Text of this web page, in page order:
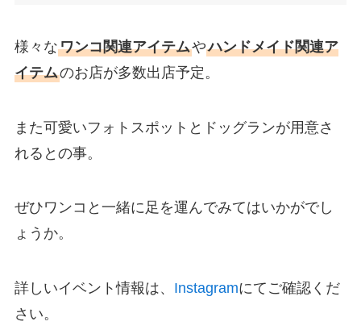
様々なワンコ関連アイテムやハンドメイド関連ア
イテムのお店が多数出店予定。
また可愛いフォトスポットとドッグランが用意さ
れるとの事。
ぜひワンコと一緒に足を運んでみてはいかがでし
ょうか。
詳しいイベント情報は、 Instagramにてご確認くだ
さい。